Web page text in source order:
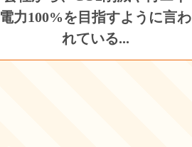
電力100%を目指すように言わ
れている...